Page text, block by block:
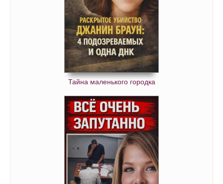
Тайна маленького городка